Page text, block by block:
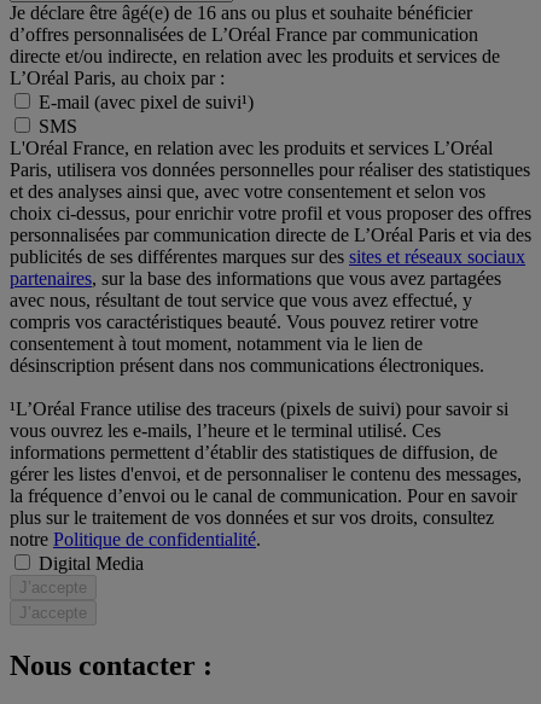
Je déclare être âgé(e) de 16 ans ou plus et souhaite bénéficier
d’offres personnalisées de L’Oréal France par communication
directe et/ou indirecte, en relation avec les produits et services de
L’Oréal Paris, au choix par :
E-mail (avec pixel de suivi¹)
SMS
L'Oréal France, en relation avec les produits et services L’Oréal
Paris, utilisera vos données personnelles pour réaliser des statistiques
et des analyses ainsi que, avec votre consentement et selon vos
choix ci-dessus, pour enrichir votre profil et vous proposer des offres
personnalisées par communication directe de L’Oréal Paris et via des
publicités de ses différentes marques sur des sites et réseaux sociaux
partenaires, sur la base des informations que vous avez partagées
avec nous, résultant de tout service que vous avez effectué, y
compris vos caractéristiques beauté. Vous pouvez retirer votre
consentement à tout moment, notamment via le lien de
désinscription présent dans nos communications électroniques.
¹L’Oréal France utilise des traceurs (pixels de suivi) pour savoir si
vous ouvrez les e-mails, l’heure et le terminal utilisé. Ces
informations permettent d’établir des statistiques de diffusion, de
gérer les listes d'envoi, et de personnaliser le contenu des messages,
la fréquence d’envoi ou le canal de communication. Pour en savoir
plus sur le traitement de vos données et sur vos droits, consultez
notre Politique de confidentialité.
Digital Media
J’accepte
J’accepte
Nous contacter :